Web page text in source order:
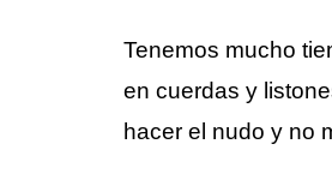
Tenemos mucho
en cuerdas y
hacer el nudo y no